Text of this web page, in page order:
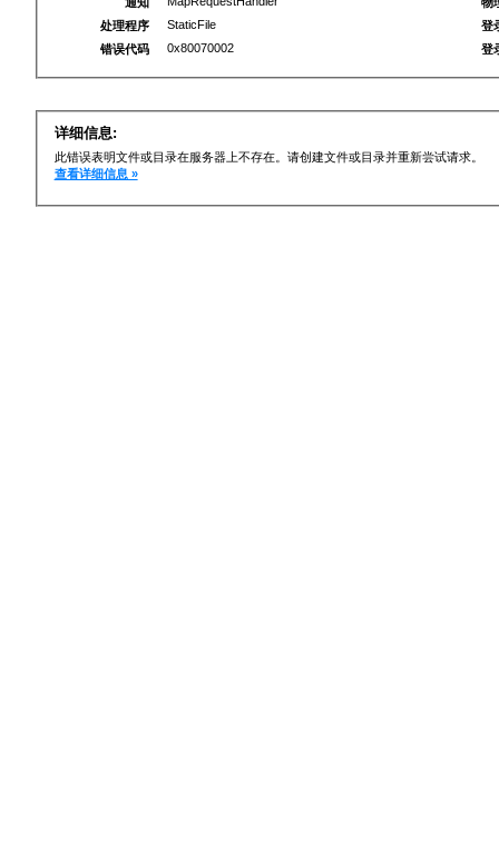
处理程序
StaticFile
错误代码
0x80070002
登
登
详细信息:
此错误表明文件或目录在服务器上不存在。请创建文件或目录并重新尝试请求。
查看详细信息 »